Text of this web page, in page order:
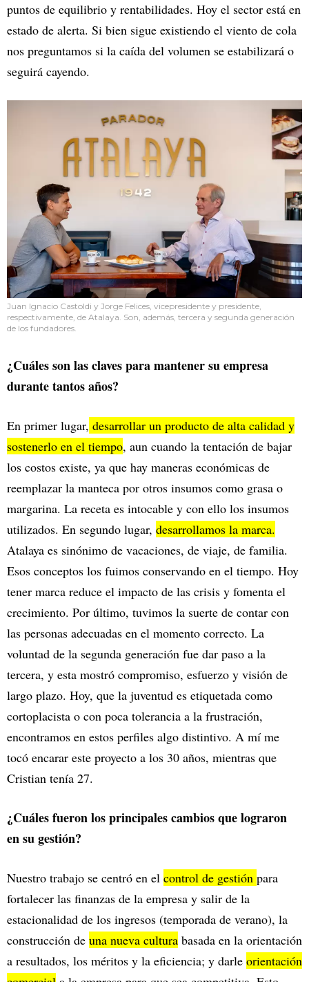
puntos de equilibrio y rentabilidades. Hoy el sector está en
estado de alerta. Si bien sigue existiendo el viento de cola
nos preguntamos si la caída del volumen se estabilizará o
seguirá cayendo.
Juan Ignacio Castoldi y Jorge Felices, vicepresidente y presidente,
respectivamente, de Atalaya. Son, además, tercera y segunda generación
de los fundadores.
¿Cuáles son las claves para mantener su empresa
durante tantos años?
En primer lugar, desarrollar un producto de alta calidad y
sostenerlo en el tiempo, aun cuando la tentación de bajar
los costos existe, ya que hay maneras económicas de
reemplazar la manteca por otros insumos como grasa o
margarina. La receta es intocable y con ello los insumos
utilizados. En segundo lugar, desarrollamos la marca.
Atalaya es sinónimo de vacaciones, de viaje, de familia.
Esos conceptos los fuimos conservando en el tiempo. Hoy
tener marca reduce el impacto de las crisis y fomenta el
crecimiento. Por último, tuvimos la suerte de contar con
las personas adecuadas en el momento correcto. La
voluntad de la segunda generación fue dar paso a la
tercera, y esta mostró compromiso, esfuerzo y visión de
largo plazo. Hoy, que la juventud es etiquetada como
cortoplacista o con poca tolerancia a la frustración,
encontramos en estos perfiles algo distintivo. A mí me
tocó encarar este proyecto a los 30 años, mientras que
Cristian tenía 27.
¿Cuáles fueron los principales cambios que lograron
en su gestión?
Nuestro trabajo se centró en el control de gestión para
fortalecer las finanzas de la empresa y salir de la
estacionalidad de los ingresos (temporada de verano), la
construcción de una nueva cultura basada en la orientación
a resultados, los méritos y la eficiencia; y darle orientación